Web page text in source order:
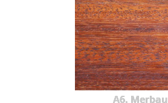
A6. Merbau